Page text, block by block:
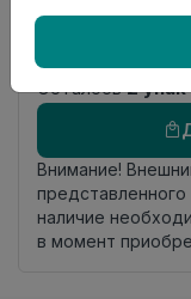
Номер
Осталось2 упак
Внимание!
наличие
в момент